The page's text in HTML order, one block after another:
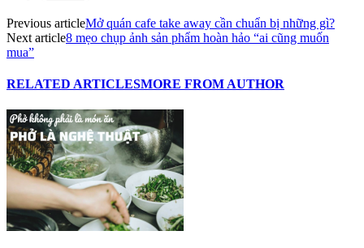
Previous articleMở quán cafe take away cần chuẩn bị những gì?
Next article8 mẹo chụp ảnh sản phẩm hoàn hảo “ai cũng muốn
mua”
RELATED ARTICLESMORE FROM AUTHOR